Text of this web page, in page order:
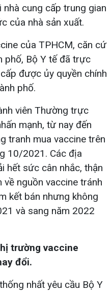
cung cấp trung gian
của nhà sản xuất.
của TPHCM, căn cứ
phố, Bộ Y tế đã trực
được ủy quyền chính
phố.
viên Thường trực
mạnh, từ nay đến
tranh mua vaccine trên
10/2021. Các địa
hết sức cân nhắc, thận
nguồn vaccine tránh
kết bán nhưng không
và sang năm 2022
trường vaccine
đổi.
nhất yêu cầu Bộ Y